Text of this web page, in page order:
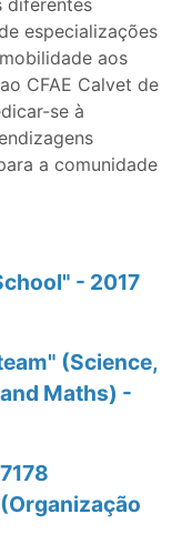
diferentes
especializações
aos
CFAE Calvet de
se à
a comunidade
- 2017
(Science,
Maths) -